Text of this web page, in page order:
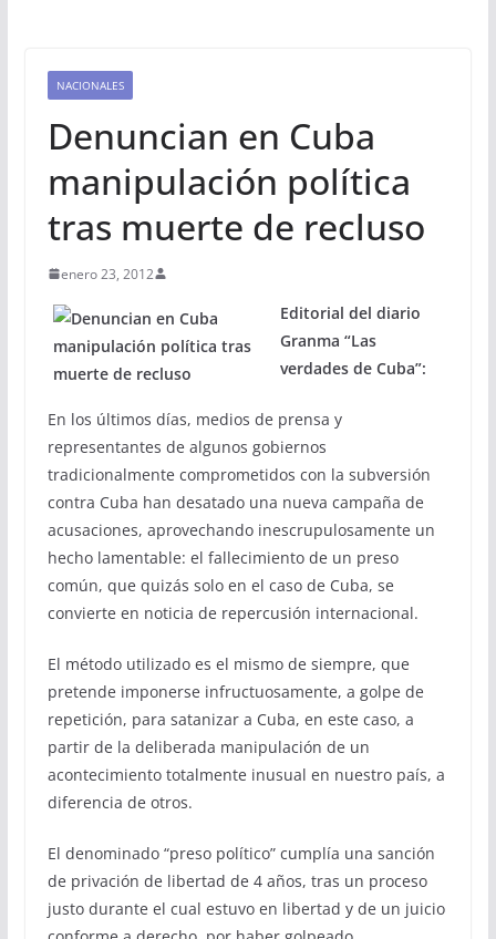
NACIONALES
Denuncian en Cuba
manipulación política
tras muerte de recluso
enero 23, 2012
Editorial del diario
Granma “Las
verdades de Cuba”:
En los últimos días, medios de prensa y
representantes de algunos gobiernos
tradicionalmente comprometidos con la subversión
contra Cuba han desatado una nueva campaña de
acusaciones, aprovechando inescrupulosamente un
hecho lamentable: el fallecimiento de un preso
común, que quizás solo en el caso de Cuba, se
convierte en noticia de repercusión internacional.
El método utilizado es el mismo de siempre, que
pretende imponerse infructuosamente, a golpe de
repetición, para satanizar a Cuba, en este caso, a
partir de la deliberada manipulación de un
acontecimiento totalmente inusual en nuestro país, a
diferencia de otros.
El denominado “preso político” cumplía una sanción
de privación de libertad de 4 años, tras un proceso
justo durante el cual estuvo en libertad y de un juicio